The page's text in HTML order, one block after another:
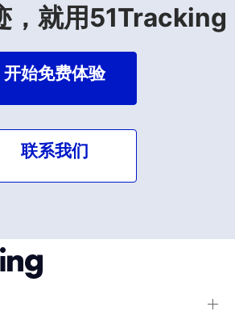
，就用51Tracking
开始免费体验
联系我们